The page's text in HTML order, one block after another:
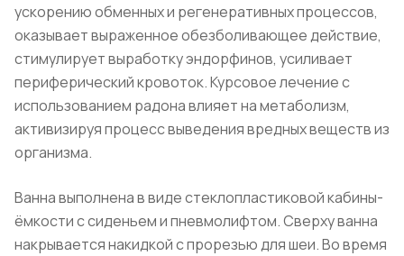
ускорению обменных и регенеративных процессов,
оказывает выраженное обезболивающее действие,
стимулирует выработку эндорфинов, усиливает
периферический кровоток. Курсовое лечение с
использованием радона влияет на метаболизм,
активизируя процесс выведения вредных веществ из
организма.
Ванна выполнена в виде стеклопластиковой кабины-
ёмкости с сиденьем и пневмолифтом. Сверху ванна
накрывается накидкой с прорезью для шеи. Во время